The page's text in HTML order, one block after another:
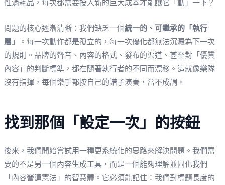
性消耗品，每次都需要投入新的巨大成本才能讓它「動」一下？
問題的核心逐漸清晰：我們缺乏一個統一的、可繼承的「執行
層」
。每一次動作都是孤立的，每一次優化都無法沉澱為下一次
的規則。品牌的聲音、內容的格式、發布的渠道、甚至對「優質
內容」的判斷標準，都在隨著執行者的不同而漂移。這就像樂隊
沒有指揮，每個樂手都按自己的譜子演奏，當不成調。
找到那個「設定一次」的按鈕
後來，我們開始嘗試用一種更系統化的思路來解決問題。我們需
要的不是另一個內容生成工具，而是一個能夠理解並固化我們
「內容營運憲法」的智慧體。它必須能記住：我們對標題長度的